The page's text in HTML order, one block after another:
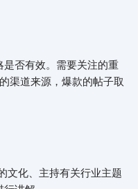
否有效。需要关注的重
渠道来源，爆款的帖子取
文化、主持有关行业主题